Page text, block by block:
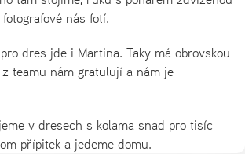
nás fotí.
dres jde i Martina. Taky má obrovskou
teamu nám gratulují a nám je
v dresech s kolama snad pro tisíc
přípitek a jedeme domu.